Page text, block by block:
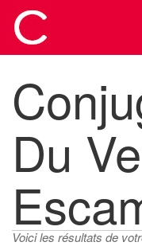
Du
Voici les résultats de